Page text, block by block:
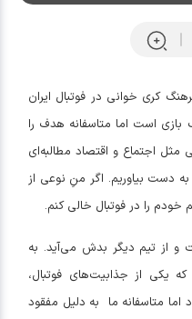
کری خوانی در فوتبال ایران
است اما متاسفانه هدف را
اجتماع و اقتصاد مطالبه‌ای
دست بیاوریم. اگر منِ نوعی از
را در فوتبال خالی کنم.
از تیم دیگر بدش می‌آید. به
از جذابیت‌های فوتبال،
متاسفانه ما به دلیل مفقود